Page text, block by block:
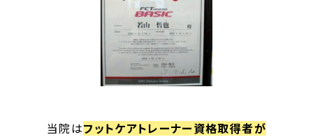
当院はフットケアトレーナー資格取得者が